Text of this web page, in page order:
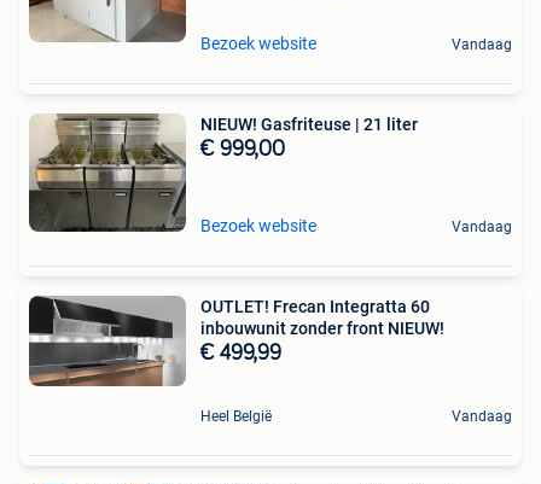
Bezoek website Vandaag
NIEUW! Gasfriteuse | 21 liter
€ 999,00
Bezoek website Vandaag
OUTLET! Frecan Integratta 60
inbouwunit zonder front NIEUW!
€ 499,99
Heel België Vandaag